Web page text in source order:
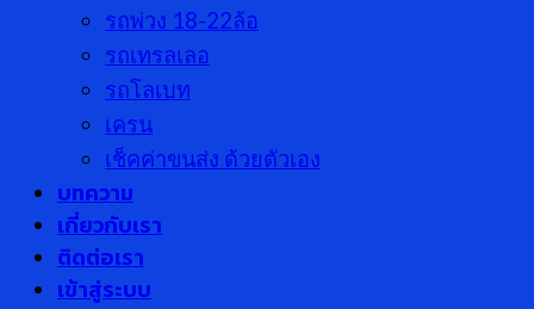
รถพ่วง 18-22ล้อ
รถเทรลเลอ
รถโลเบท
เครน
เช็คค่าขนส่ง ด้วยตัวเอง
บทความ
เกี่ยวกับเรา
ติดต่อเรา
เข้าสู่ระบบ